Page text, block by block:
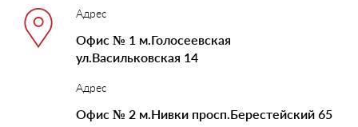
Адрес
Офис № 1 м.Голосеевская
ул.Васильковская 14
Адрес
Офис № 2 м.Нивки просп.Берестейский 65